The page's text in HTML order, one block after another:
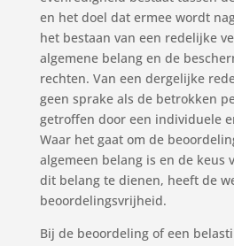
en het doel dat ermee wordt
het bestaan van een redelijke
algemene belang en de
rechten. Van een dergelijke
geen sprake als de betrokken
getroffen door een individuele
Waar het gaat om de
algemeen belang is en de keus
dit belang te dienen, heeft de
beoordelingsvrijheid.
Bij de beoordeling of een